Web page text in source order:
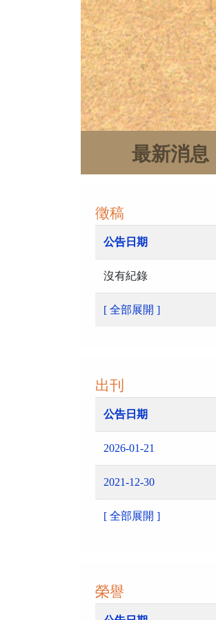
最新消息
徵稿
公告日期
沒有紀錄
[ 全部展開 ]
出刊
公告日期
2026-01-21
2021-12-30
[ 全部展開 ]
榮譽